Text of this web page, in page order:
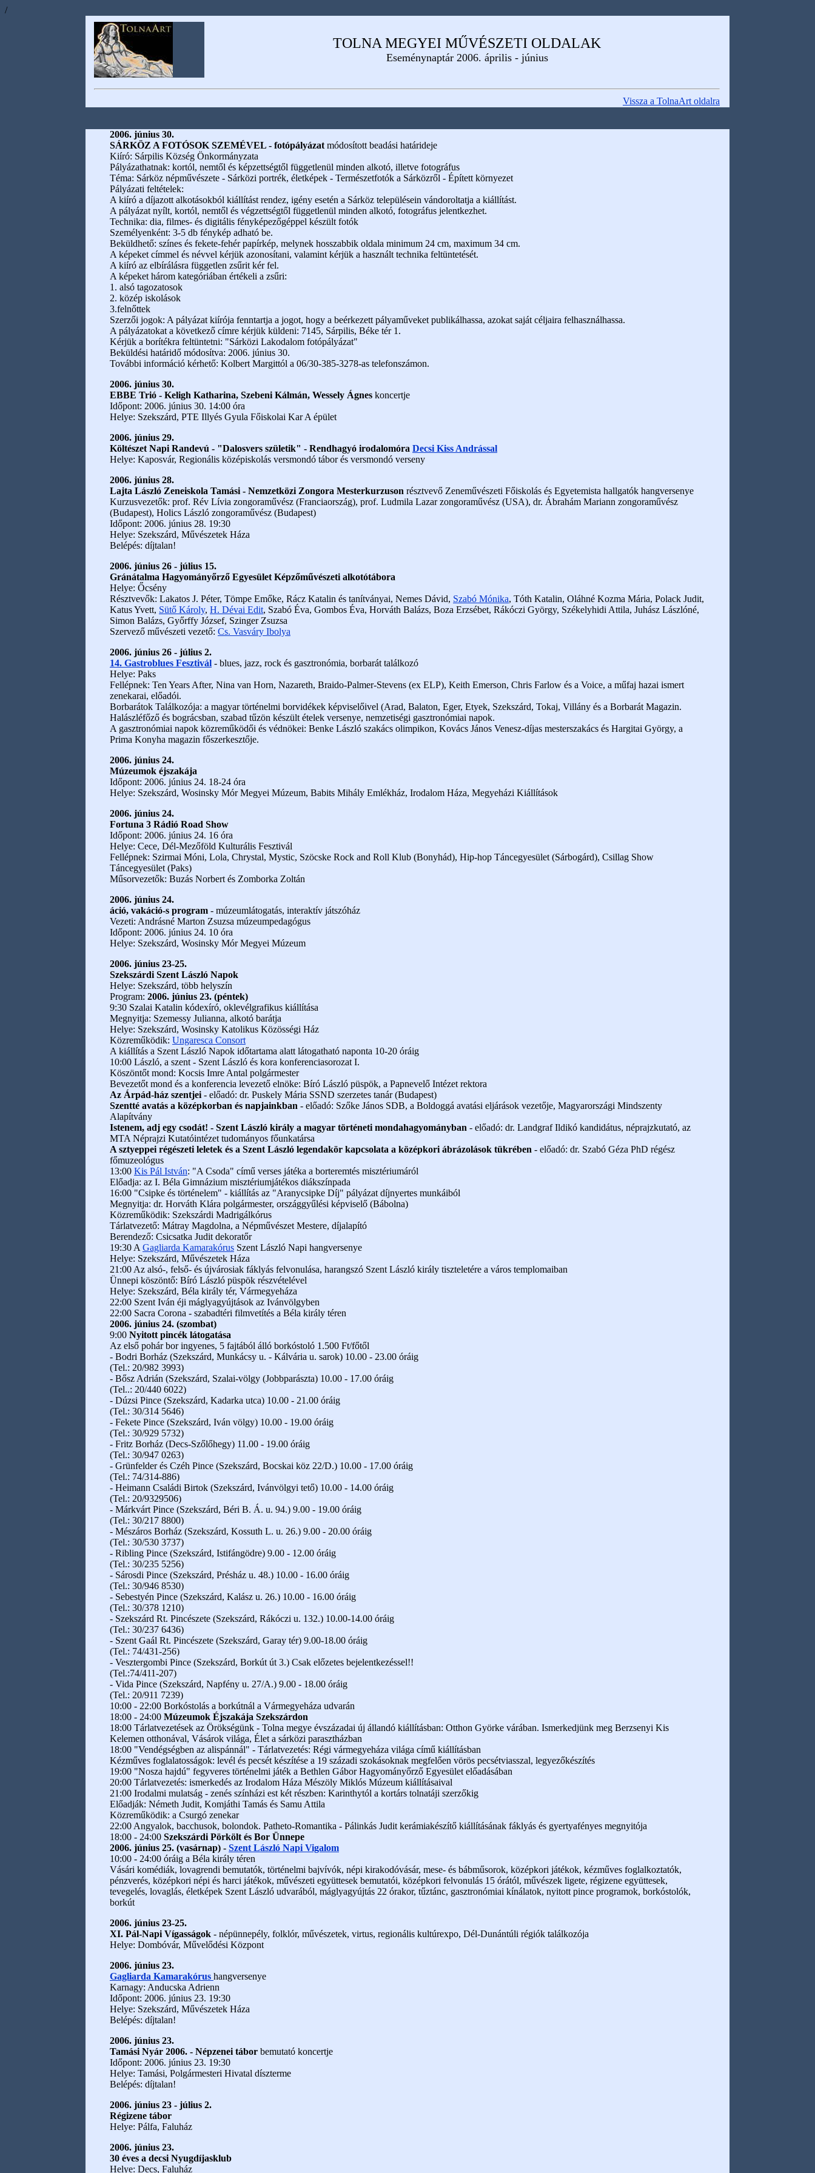
/
TOLNA MEGYEI MŰVÉSZETI OLDALAK
Eseménynaptár 2006. április - június
Vissza a TolnaArt oldalra
2006. június 30.
SÁRKÖZ A FOTÓSOK SZEMÉVEL - fotópályázat módosított beadási határideje
Kiíró: Sárpilis Község Önkormányzata
Pályázathatnak: kortól, nemtől és képzettségtől függetlenül minden alkotó, illetve fotográfus
Téma: Sárköz népművészete - Sárközi portrék, életképek - Természetfotók a Sárközről - Épített környezet
Pályázati feltételek:
A kiíró a díjazott alkotásokból kiállítást rendez, igény esetén a Sárköz településein vándoroltatja a kiállítást.
A pályázat nyílt, kortól, nemtől és végzettségtől függetlenül minden alkotó, fotográfus jelentkezhet.
Technika: dia, filmes- és digitális fényképezőgéppel készült fotók
Személyenként: 3-5 db fénykép adható be.
Beküldhető: színes és fekete-fehér papírkép, melynek hosszabbik oldala minimum 24 cm, maximum 34 cm.
A képeket címmel és névvel kérjük azonosítani, valamint kérjük a használt technika feltüntetését.
A kiíró az elbírálásra független zsűrit kér fel.
A képeket három kategóriában értékeli a zsűri:
1. alsó tagozatosok
2. közép iskolások
3.felnőttek
Szerzői jogok: A pályázat kiírója fenntartja a jogot, hogy a beérkezett pályaműveket publikálhassa, azokat saját céljaira felhasználhassa.
A pályázatokat a következő címre kérjük küldeni: 7145, Sárpilis, Béke tér 1.
Kérjük a borítékra feltüntetni: "Sárközi Lakodalom fotópályázat"
Beküldési határidő módosítva: 2006. június 30.
További információ kérhető: Kolbert Margittól a 06/30-385-3278-as telefonszámon.
2006. június 30.
EBBE Trió - Keligh Katharina, Szebeni Kálmán, Wessely Ágnes koncertje
Időpont: 2006. június 30. 14:00 óra
Helye: Szekszárd, PTE Illyés Gyula Főiskolai Kar A épület
2006. június 29.
Költészet Napi Randevú - "Dalosvers születik" - Rendhagyó irodalomóra Decsi Kiss Andrással
Helye: Kaposvár, Regionális középiskolás versmondó tábor és versmondó verseny
2006. június 28.
Lajta László Zeneiskola Tamási - Nemzetközi Zongora Mesterkurzuson résztvevő Zeneművészeti Főiskolás és Egyetemista hallgatók hangversenye
Kurzusvezetők: prof. Rév Lívia zongoraművész (Franciaország), prof. Ludmila Lazar zongoraművész (USA), dr. Ábrahám Mariann zongoraművész
(Budapest), Holics László zongoraművész (Budapest)
Időpont: 2006. június 28. 19:30
Helye: Szekszárd, Művészetek Háza
Belépés: díjtalan!
2006. június 26 - július 15.
Gránátalma Hagyományőrző Egyesület Képzőművészeti alkotótábora
Helye: Őcsény
Résztvevők: Lakatos J. Péter, Tömpe Emőke, Rácz Katalin és tanítványai, Nemes Dávid, Szabó Mónika, Tóth Katalin, Oláhné Kozma Mária, Polack Judit,
Katus Yvett, Sütő Károly, H. Dévai Edit, Szabó Éva, Gombos Éva, Horváth Balázs, Boza Erzsébet, Rákóczi György, Székelyhidi Attila, Juhász Lászlóné,
Simon Balázs, Győrffy József, Szinger Zsuzsa
Szervező művészeti vezető: Cs. Vasváry Ibolya
2006. június 26 - július 2.
14. Gastroblues Fesztivál - blues, jazz, rock és gasztronómia, borbarát találkozó
Helye: Paks
Fellépnek: Ten Years After, Nina van Horn, Nazareth, Braido-Palmer-Stevens (ex ELP), Keith Emerson, Chris Farlow és a Voice, a műfaj hazai ismert
zenekarai, előadói.
Borbarátok Találkozója: a magyar történelmi borvidékek képviselőivel (Arad, Balaton, Eger, Etyek, Szekszárd, Tokaj, Villány és a Borbarát Magazin.
Halászléfőző és bográcsban, szabad tűzön készült ételek versenye, nemzetiségi gasztronómiai napok.
A gasztronómiai napok közreműködői és védnökei: Benke László szakács olimpikon, Kovács János Venesz-díjas mesterszakács és Hargitai György, a
Prima Konyha magazin főszerkesztője.
2006. június 24.
Múzeumok éjszakája
Időpont: 2006. június 24. 18-24 óra
Helye: Szekszárd, Wosinsky Mór Megyei Múzeum, Babits Mihály Emlékház, Irodalom Háza, Megyeházi Kiállítások
2006. június 24.
Fortuna 3 Rádió Road Show
Időpont: 2006. június 24. 16 óra
Helye: Cece, Dél-Mezőföld Kulturális Fesztivál
Fellépnek: Szirmai Móni, Lola, Chrystal, Mystic, Szöcske Rock and Roll Klub (Bonyhád), Hip-hop Táncegyesület (Sárbogárd), Csillag Show
Táncegyesület (Paks)
Műsorvezetők: Buzás Norbert és Zomborka Zoltán
2006. június 24.
áció, vakáció-s program - múzeumlátogatás, interaktív játszóház
Vezeti: Andrásné Marton Zsuzsa múzeumpedagógus
Időpont: 2006. június 24. 10 óra
Helye: Szekszárd, Wosinsky Mór Megyei Múzeum
2006. június 23-25.
Szekszárdi Szent László Napok
Helye: Szekszárd, több helyszín
Program: 2006. június 23. (péntek)
9:30 Szalai Katalin kódexíró, oklevélgrafikus kiállítása
Megnyitja: Szemessy Julianna, alkotó barátja
Helye: Szekszárd, Wosinsky Katolikus Közösségi Ház
Közreműködik: Ungaresca Consort
A kiállítás a Szent László Napok időtartama alatt látogatható naponta 10-20 óráig
10:00 László, a szent - Szent László és kora konferenciasorozat I.
Köszöntőt mond: Kocsis Imre Antal polgármester
Bevezetőt mond és a konferencia levezető elnöke: Bíró László püspök, a Papnevelő Intézet rektora
Az Árpád-ház szentjei - előadó: dr. Puskely Mária SSND szerzetes tanár (Budapest)
Szentté avatás a középkorban és napjainkban - előadó: Szőke János SDB, a Boldoggá avatási eljárások vezetője, Magyarországi Mindszenty
Alapítvány
Istenem, adj egy csodát! - Szent László király a magyar történeti mondahagyományban - előadó: dr. Landgraf Ildikó kandidátus, néprajzkutató, az
MTA Néprajzi Kutatóintézet tudományos főunkatársa
A sztyeppei régészeti leletek és a Szent László legendakör kapcsolata a középkori ábrázolások tükrében - előadó: dr. Szabó Géza PhD régész
főmuzeológus
13:00 Kis Pál István: "A Csoda" című verses játéka a borteremtés misztériumáról
Előadja: az I. Béla Gimnázium misztériumjátékos diákszínpada
16:00 "Csipke és történelem" - kiállítás az "Aranycsipke Díj" pályázat díjnyertes munkáiból
Megnyitja: dr. Horváth Klára polgármester, országgyűlési képviselő (Bábolna)
Közreműködik: Szekszárdi Madrigálkórus
Tárlatvezető: Mátray Magdolna, a Népművészet Mestere, díjalapító
Berendező: Csicsatka Judit dekoratőr
19:30 A Gagliarda Kamarakórus Szent László Napi hangversenye
Helye: Szekszárd, Művészetek Háza
21:00 Az alsó-, felső- és újvárosiak fáklyás felvonulása, harangszó Szent László király tiszteletére a város templomaiban
Ünnepi köszöntő: Bíró László püspök részvételével
Helye: Szekszárd, Béla király tér, Vármegyeháza
22:00 Szent Iván éji máglyagyújtások az Ivánvölgyben
22:00 Sacra Corona - szabadtéri filmvetítés a Béla király téren
2006. június 24. (szombat)
9:00 Nyitott pincék látogatása
Az első pohár bor ingyenes, 5 fajtából álló borkóstoló 1.500 Ft/főtől
- Bodri Borház (Szekszárd, Munkácsy u. - Kálvária u. sarok) 10.00 - 23.00 óráig
(Tel.: 20/982 3993)
- Bősz Adrián (Szekszárd, Szalai-völgy (Jobbparászta) 10.00 - 17.00 óráig
(Tel..: 20/440 6022)
- Dúzsi Pince (Szekszárd, Kadarka utca) 10.00 - 21.00 óráig
(Tel.: 30/314 5646)
- Fekete Pince (Szekszárd, Iván völgy) 10.00 - 19.00 óráig
(Tel.: 30/929 5732)
- Fritz Borház (Decs-Szőlőhegy) 11.00 - 19.00 óráig
(Tel.: 30/947 0263)
- Grünfelder és Czéh Pince (Szekszárd, Bocskai köz 22/D.) 10.00 - 17.00 óráig
(Tel.: 74/314-886)
- Heimann Családi Birtok (Szekszárd, Ivánvölgyi tető) 10.00 - 14.00 óráig
(Tel.: 20/9329506)
- Márkvárt Pince (Szekszárd, Béri B. Á. u. 94.) 9.00 - 19.00 óráig
(Tel.: 30/217 8800)
- Mészáros Borház (Szekszárd, Kossuth L. u. 26.) 9.00 - 20.00 óráig
(Tel.: 30/530 3737)
- Ribling Pince (Szekszárd, Istifángödre) 9.00 - 12.00 óráig
(Tel.: 30/235 5256)
- Sárosdi Pince (Szekszárd, Présház u. 48.) 10.00 - 16.00 óráig
(Tel.: 30/946 8530)
- Sebestyén Pince (Szekszárd, Kalász u. 26.) 10.00 - 16.00 óráig
(Tel.: 30/378 1210)
- Szekszárd Rt. Pincészete (Szekszárd, Rákóczi u. 132.) 10.00-14.00 óráig
(Tel.: 30/237 6436)
- Szent Gaál Rt. Pincészete (Szekszárd, Garay tér) 9.00-18.00 óráig
(Tel.: 74/431-256)
- Vesztergombi Pince (Szekszárd, Borkút út 3.) Csak előzetes bejelentkezéssel!!
(Tel.:74/411-207)
- Vida Pince (Szekszárd, Napfény u. 27/A.) 9.00 - 18.00 óráig
(Tel.: 20/911 7239)
10:00 - 22:00 Borkóstolás a borkútnál a Vármegyeháza udvarán
18:00 - 24:00 Múzeumok Éjszakája Szekszárdon
18:00 Tárlatvezetések az Örökségünk - Tolna megye évszázadai új állandó kiállításban: Otthon Györke várában. Ismerkedjünk meg Berzsenyi Kis
Kelemen otthonával, Vásárok világa, Élet a sárközi parasztházban
18:00 "Vendégségben az alispánnál" - Tárlatvezetés: Régi vármegyeháza világa című kiállításban
Kézműves foglalatosságok: levél és pecsét készítése a 19 századi szokásoknak megfelően vörös pecsétviasszal, legyezőkészítés
19:00 "Nosza hajdú" fegyveres történelmi játék a Bethlen Gábor Hagyományőrző Egyesület előadásában
20:00 Tárlatvezetés: ismerkedés az Irodalom Háza Mészöly Miklós Múzeum kiállításaival
21:00 Irodalmi mulatság - zenés színházi est két részben: Karinthytól a kortárs tolnatáji szerzőkig
Előadják: Németh Judit, Komjáthi Tamás és Samu Attila
Közreműködik: a Csurgó zenekar
22:00 Angyalok, bacchusok, bolondok. Patheto-Romantika - Pálinkás Judit kerámiakészítő kiállításának fáklyás és gyertyafényes megnyitója
18:00 - 24:00 Szekszárdi Pörkölt és Bor Ünnepe
2006. június 25. (vasárnap) - Szent László Napi Vigalom
10:00 - 24:00 óráig a Béla király téren
Vásári komédiák, lovagrendi bemutatók, történelmi bajvívók, népi kirakodóvásár, mese- és bábműsorok, középkori játékok, kézműves foglalkoztatók,
pénzverés, középkori népi és harci játékok, művészeti együttesek bemutatói, középkori felvonulás 15 órától, művészek ligete, régizene együttesek,
tevegelés, lovaglás, életképek Szent László udvarából, máglyagyújtás 22 órakor, tűztánc, gasztronómiai kínálatok, nyitott pince programok, borkóstolók,
borkút
2006. június 23-25.
XI. Pál-Napi Vígasságok - népünnepély, folklór, művészetek, virtus, regionális kultúrexpo, Dél-Dunántúli régiók találkozója
Helye: Dombóvár, Művelődési Központ
2006. június 23.
Gagliarda Kamarakórus hangversenye
Karnagy: Anducska Adrienn
Időpont: 2006. június 23. 19:30
Helye: Szekszárd, Művészetek Háza
Belépés: díjtalan!
2006. június 23.
Tamási Nyár 2006. - Népzenei tábor bemutató koncertje
Időpont: 2006. június 23. 19:30
Helye: Tamási, Polgármesteri Hivatal díszterme
Belépés: díjtalan!
2006. június 23 - július 2.
Régizene tábor
Helye: Pálfa, Faluház
2006. június 23.
30 éves a decsi Nyugdíjasklub
Helye: Decs, Faluház